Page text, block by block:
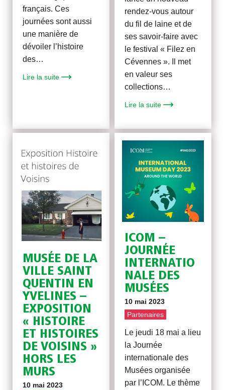
français. Ces
journées sont aussi
une manière de
dévoiler l’histoire
des…
Lire la suite
rendez-vous autour
du fil de laine et de
ses savoir-faire avec
le festival « Filez en
Cévennes ». Il met
en valeur ses
collections…
Lire la suite
MUSÉE DE LA
VILLE SAINT
QUENTIN EN
YVELINES –
EXPOSITION
« HISTOIRE
ET HISTOIRES
DE VOISINS »
HORS LES
MURS
10 mai 2023
ICOM –
JOURNÉE
INTERNATIO
NALE DES
MUSÉES
10 mai 2023
Partenaires
Le jeudi 18 mai a lieu
la Journée
internationale des
Musées organisée
par l’ICOM. Le thème